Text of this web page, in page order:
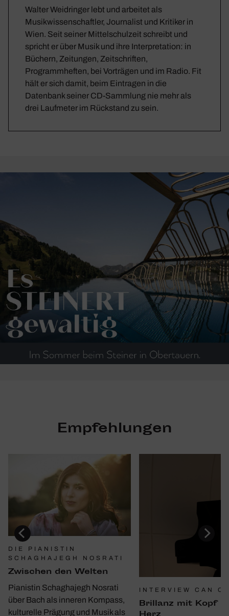
Walter Weidringer lebt und arbeitet als
Musikwissenschaftler, Journalist und Kritiker in
Wien. Seit seiner Mittelschulzeit schreibt und
spricht er über Musik und ihre Interpretation: in
Büchern, Zeitungen, Zeitschriften,
Programmheften, bei Vorträgen und im Radio. Fit
hält er sich damit, beim Eintragen in die
Datenbank seiner CD-Sammlung nie mehr als
drei Laufmeter im Rückstand zu sein.
Empfehlungen
DIE PIANISTIN
SCHAGHAJEGH NOSRATI
Zwischen den Welten
Pianistin Schaghajegh Nosrati
über Bach als inneren Kompass,
kulturelle Prägung und Musik als
INTERVIEW CAN
Bril­lanz mit Kopf